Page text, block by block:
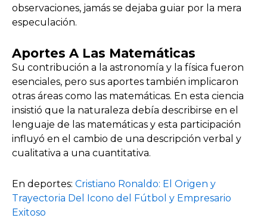
observaciones, jamás se dejaba guiar por la mera
especulación.
Aportes A Las Matemáticas
Su contribución a la astronomía y la física fueron
esenciales, pero sus aportes también implicaron
otras áreas como las matemáticas. En esta ciencia
insistió que la naturaleza debía describirse en el
lenguaje de las matemáticas y esta participación
influyó en el cambio de una descripción verbal y
cualitativa a una cuantitativa.
En deportes: Cristiano Ronaldo: El Origen y
Trayectoria Del Icono del Fútbol y Empresario
Exitoso